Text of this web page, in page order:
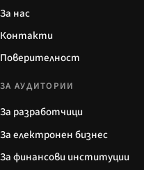
За нас
Контакти
Поверителност
ЗА АУДИТОРИИ
За разработчици
За електронен бизнес
За финансови институции